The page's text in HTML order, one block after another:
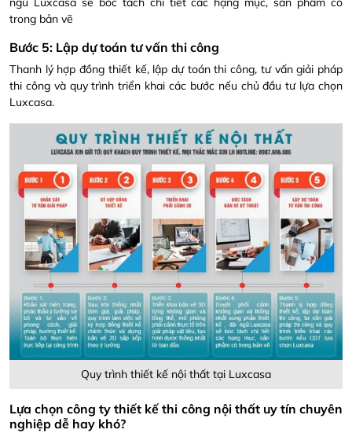
trong bản vẽ
Bước 5: Lập dự toán tư vấn thi công
Thanh lý hợp đồng thiết kế, lập dự toán thi công, tư vấn giải pháp
thi công và quy trình triển khai các bước nếu chủ đầu tư lựa chọn
Luxcasa.
Quy trình thiết kế nội thất tại Luxcasa
Lựa chọn công ty thiết kế thi công nội thất uy tín chuyên
nghiệp dễ hay khó?